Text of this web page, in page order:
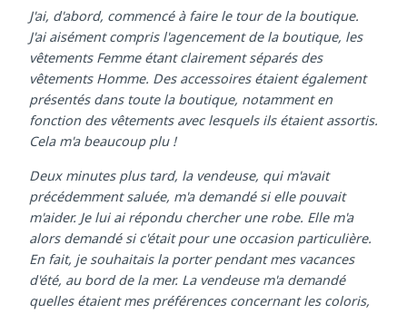
un sourire dès mon entrée.
J'ai, d'abord, commencé à faire le tour de la boutique.
J'ai aisément compris l'agencement de la boutique, les
vêtements Femme étant clairement séparés des
vêtements Homme. Des accessoires étaient également
présentés dans toute la boutique, notamment en
fonction des vêtements avec lesquels ils étaient assortis.
Cela m'a beaucoup plu !
Deux minutes plus tard, la vendeuse, qui m'avait
précédemment saluée, m'a demandé si elle pouvait
m'aider. Je lui ai répondu chercher une robe. Elle m'a
alors demandé si c'était pour une occasion particulière.
En fait, je souhaitais la porter pendant mes vacances
d'été, au bord de la mer. La vendeuse m'a demandé